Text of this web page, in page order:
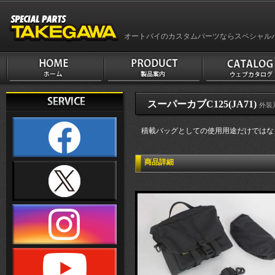
オートバイのカスタムパーツならスペシャル
スーパーカブC125(JA71) 外装
積載バッグとしての使用用途だけでは
商品詳細